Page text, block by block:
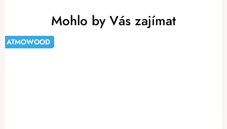
Mohlo by Vás zajímat
-20%
ATMOWOOD